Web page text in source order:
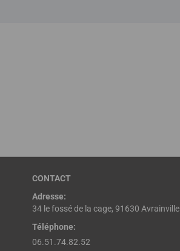
CONTACT
Adresse:
34 le fossé de la cage, 91630 Avrainville
Téléphone:
06.51.74.82.52